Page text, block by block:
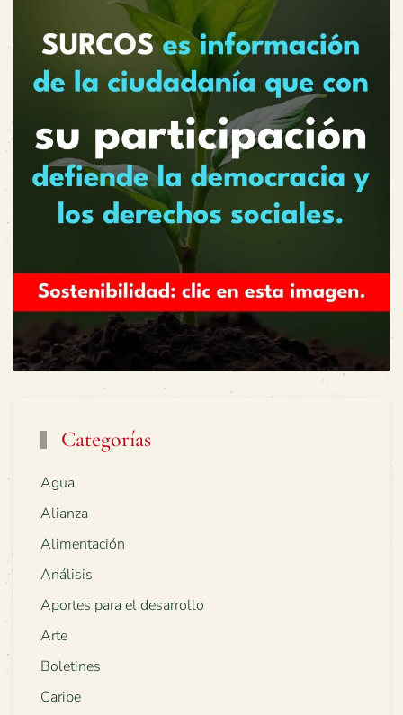
Categorías
Agua
Alianza
Alimentación
Análisis
Aportes para el desarrollo
Arte
Boletines
Caribe